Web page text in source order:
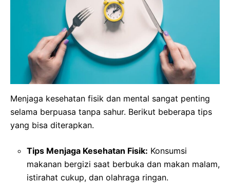
Menjaga kesehatan fisik dan mental sangat penting
selama berpuasa tanpa sahur. Berikut beberapa tips
yang bisa diterapkan.
Tips Menjaga Kesehatan Fisik: Konsumsi
makanan bergizi saat berbuka dan makan malam,
istirahat cukup, dan olahraga ringan.